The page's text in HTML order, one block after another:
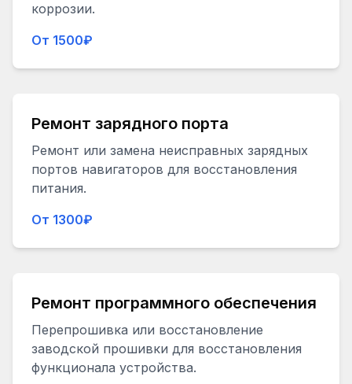
коррозии.
От 1500₽
Ремонт зарядного порта
Ремонт или замена неисправных зарядных
портов навигаторов для восстановления
питания.
От 1300₽
Ремонт программного обеспечения
Перепрошивка или восстановление
заводской прошивки для восстановления
функционала устройства.